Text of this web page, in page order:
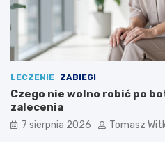
LECZENIE ZABIEGI
Czego nie wolno robić po
zalecenia
7 sierpnia 2026 Tomasz